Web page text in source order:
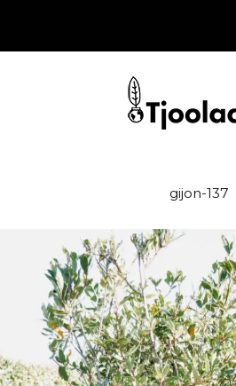
gijon-137